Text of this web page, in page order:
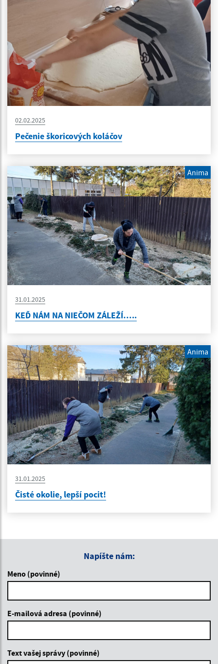
02.02.2025
Pečenie škoricových koláčov
Anima
31.01.2025
KEĎ NÁM NA NIEČOM ZÁLEŽÍ…..
Anima
31.01.2025
Čisté okolie, lepší pocit!
Napíšte nám:
Meno (povinné)
E-mailová adresa (povinné)
Text vašej správy (povinné)